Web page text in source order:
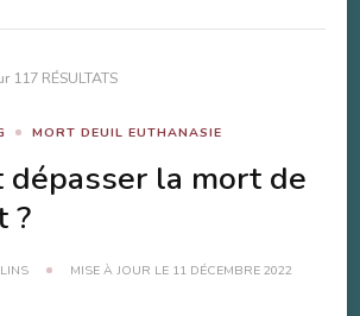
117 RÉSULTATS
MORT DEUIL EUTHANASIE
dépasser la mort de
?
MISE À JOUR LE 11 DÉCEMBRE 2022